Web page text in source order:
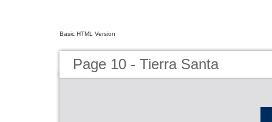
Basic HTML Version
Page 10 - Tierra Santa